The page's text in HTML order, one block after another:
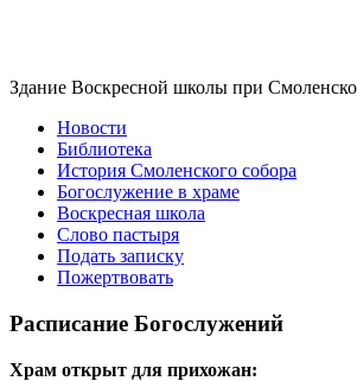
Здание Воскресной школы при
Новости
Библиотека
История Смоленского собора
Богослужение в храме
Воскресная школа
Слово пастыря
Подать записку
Пожертвовать
Расписание Богослужений
Храм открыт для прихожан: